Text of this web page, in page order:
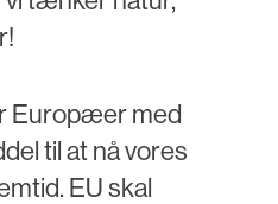
Europæer med
til at nå vores
EU skal